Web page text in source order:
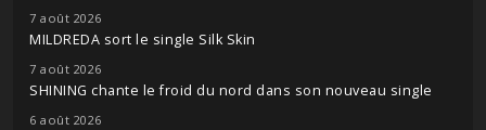
7 août 2026
MILDREDA sort le single Silk Skin
7 août 2026
SHINING chante le froid du nord dans son nouveau single
6 août 2026